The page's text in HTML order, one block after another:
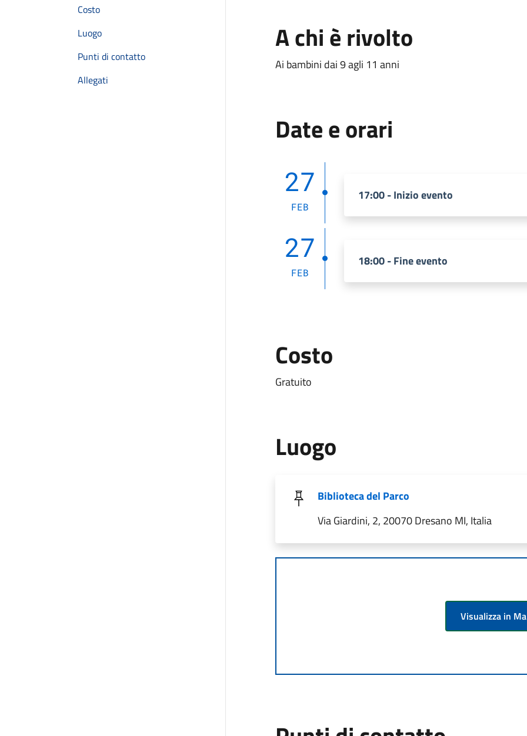
Costo
Luogo
Punti di contatto
Allegati
A chi è rivolto
Ai bambini dai 9 agli 11 anni
Date e orari
27
FEB
17:00 - Inizio evento
27
FEB
18:00 - Fine evento
Costo
Gratuito
Luogo
Biblioteca del Parco
Via Giardini, 2, 20070 Dresano MI, Italia
Visualizza in